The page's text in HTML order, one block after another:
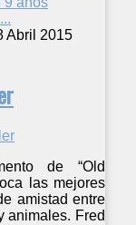
Abril 2015
de “Old
las mejores
amistad entre
animales. Fred